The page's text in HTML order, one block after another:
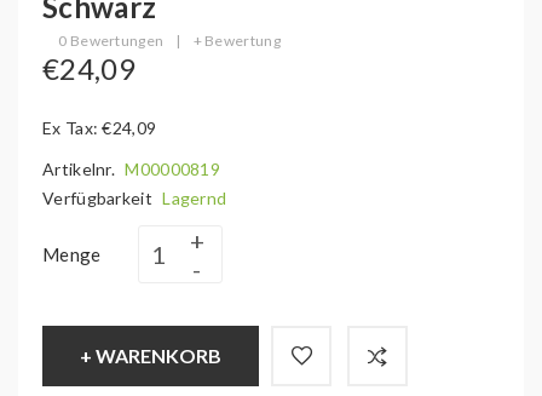
0 Bewertungen | + Bewertung
€24,09
Ex Tax: €24,09
Artikelnr. M00000819
Verfügbarkeit Lagernd
Menge
+ WARENKORB